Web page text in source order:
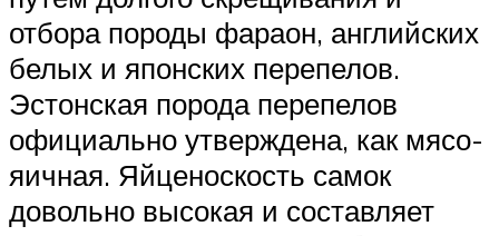
отбора породы фараон, английских
белых и японских перепелов.
Эстонская порода перепелов
официально утверждена, как мясо-
яичная. Яйценоскость самок
довольно высокая и составляет